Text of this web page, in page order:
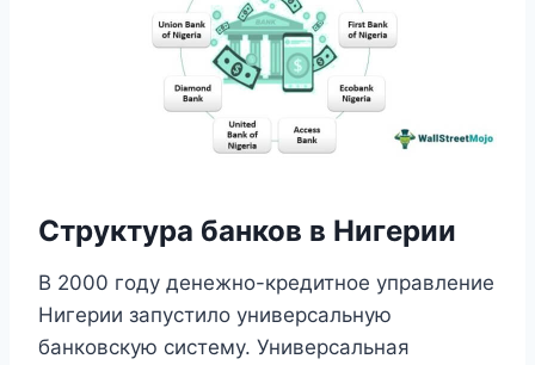
Структура банков в Нигерии
В 2000 году денежно-кредитное управление
Нигерии запустило универсальную
банковскую систему. Универсальная